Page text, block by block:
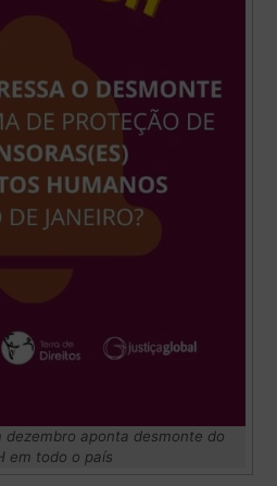
dezembro aponta desmonte do
em todo o país